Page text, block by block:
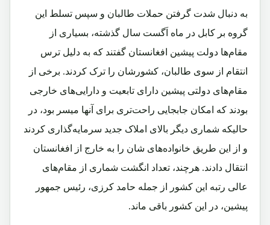
به دنبال شدت گرفتن حملات طالبان و سپس تسلط این
گروه بر کابل در ماه اَگست سال گذشته، بسیاری از
مقام‌ها دولت پیشین افغانستان گفتند که به دلیل ترس
انتقام از سوی طالبان، کشورشان را ترک کردند. برخی از
مقام‌های دولتی پیشین دارای تابعیت و دارایی‌های خارجی
بودند که امکان جابجایی راحت‌تری برای آنها میسر بود، در
حالیکه شماری دیگر بالای املاک جدید سرمایه‌گذاری کردند
و از این طریق خانواده‌های شان را به خارج از افغانستان
انتقال دادند. هرچند، تعداد انگشت شماری از مقام‌های
عالی رتبه این کشور از جمله حامد کرزی، رئیس جمهور
پیشین، در این کشور باقی ماند.